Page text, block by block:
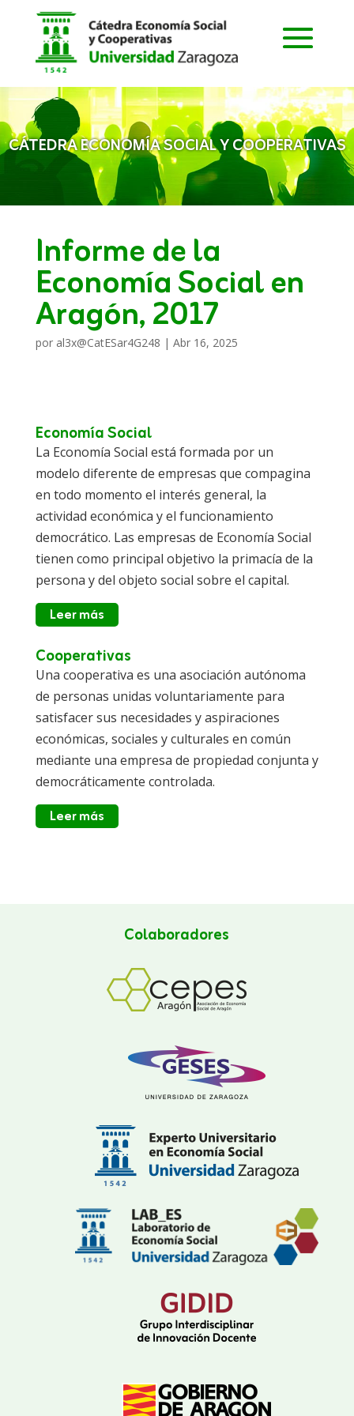
CÁTEDRA ECONOMÍA SOCIAL Y COOPERATIVAS
Informe de la
Economía Social en
Aragón, 2017
por al3x@CatESar4G248 | Abr 16, 2025
Economía Social
La Economía Social está formada por un
modelo diferente de empresas que compagina
en todo momento el interés general, la
actividad económica y el funcionamiento
democrático. Las empresas de Economía Social
tienen como principal objetivo la primacía de la
persona y del objeto social sobre el capital.
Leer más
Cooperativas
Una cooperativa es una asociación autónoma
de personas unidas voluntariamente para
satisfacer sus necesidades y aspiraciones
económicas, sociales y culturales en común
mediante una empresa de propiedad conjunta y
democráticamente controlada.
Leer más
Colaboradores